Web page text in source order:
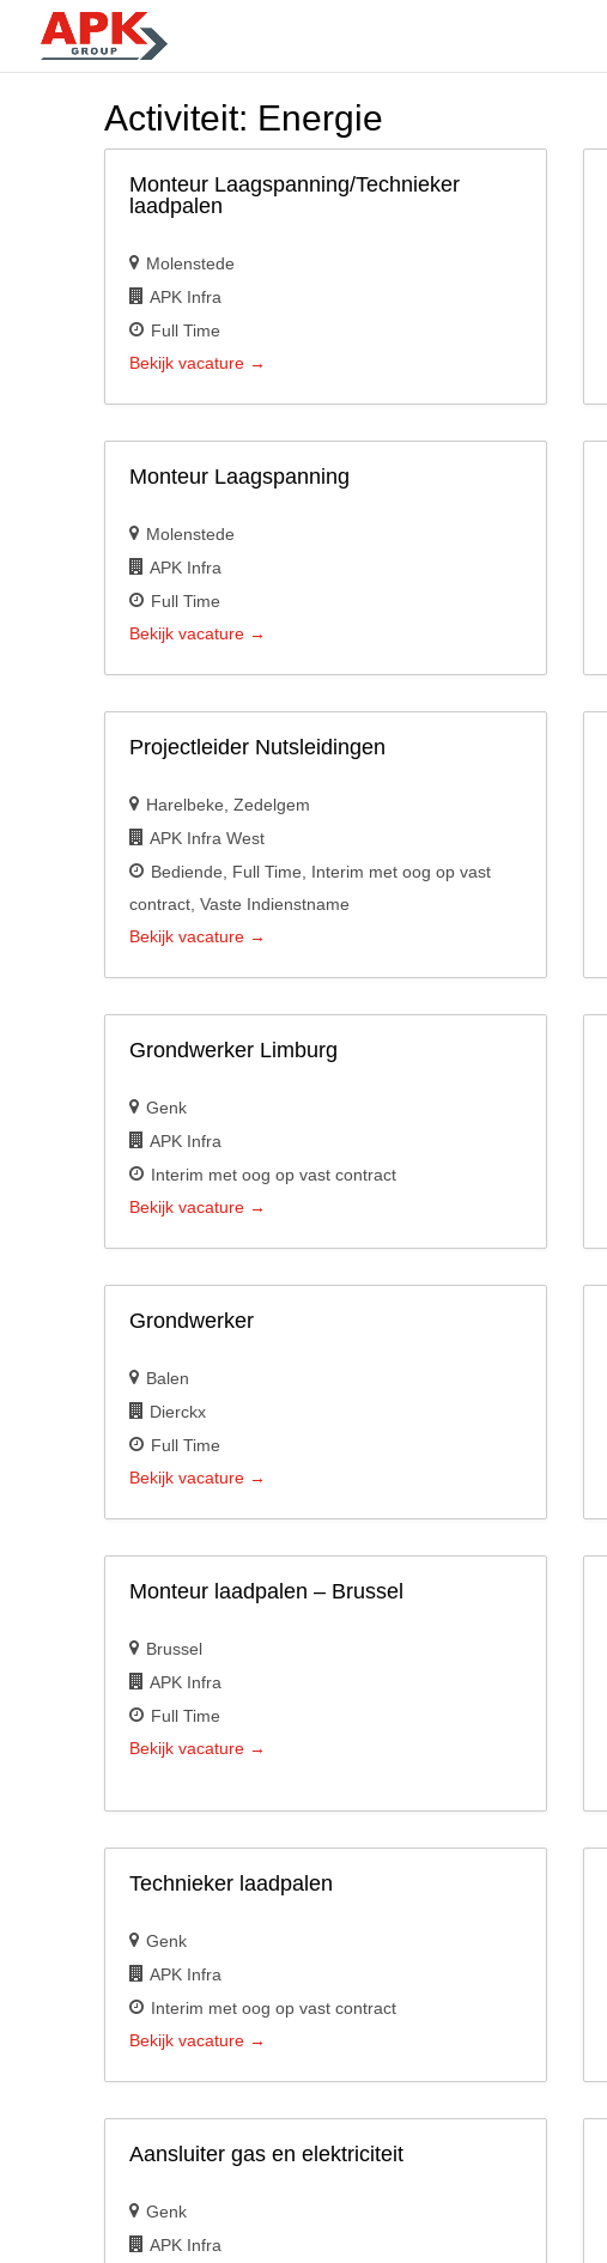
Activiteit: Energie
Monteur Laagspanning/Technieker
laadpalen
Molenstede
APK Infra
Full Time
Bekijk vacature
Monteur Laagspanning
Molenstede
APK Infra
Full Time
Bekijk vacature
Projectleider Nutsleidingen
Harelbeke Zedelgem
APK Infra West
Bediende
Full Time
Interim met oog op vast
contract Vaste Indienstname
Bekijk vacature
Grondwerker Limburg
Genk
APK Infra
Interim met oog op vast contract
Bekijk vacature
Grondwerker
Balen
Dierckx
Full Time
Bekijk vacature
Monteur laadpalen – Brussel
Brussel
APK Infra
Full Time
Bekijk vacature
Technieker laadpalen
Genk
APK Infra
Interim met oog op vast contract
Bekijk vacature
Aansluiter gas en elektriciteit
Genk
APK Infra